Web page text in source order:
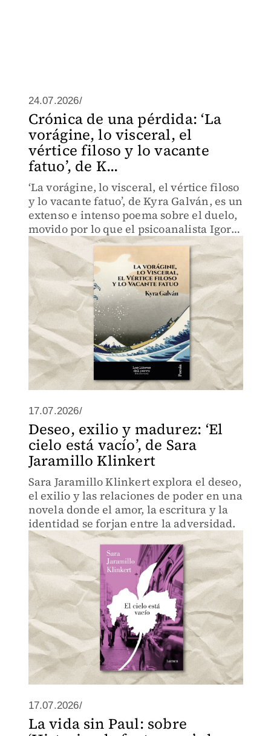
24.07.2026/
Crónica de una pérdida: ‘La
vorágine, lo visceral, el
vértice filoso y lo vacante
fatuo’, de K...
‘La vorágine, lo visceral, el vértice filoso
y lo vacante fatuo’, de Kyra Galván, es un
extenso e intenso poema sobre el duelo,
movido por lo que el psicoanalista Igor
Caruso llamó “la separación de los
amantes”.
17.07.2026/
Deseo, exilio y madurez: ‘El
cielo está vacío’, de Sara
Jaramillo Klinkert
Sara Jaramillo Klinkert explora el deseo,
el exilio y las relaciones de poder en una
novela donde el amor, la escritura y la
identidad se forjan entre la adversidad.
17.07.2026/
La vida sin Paul: sobre